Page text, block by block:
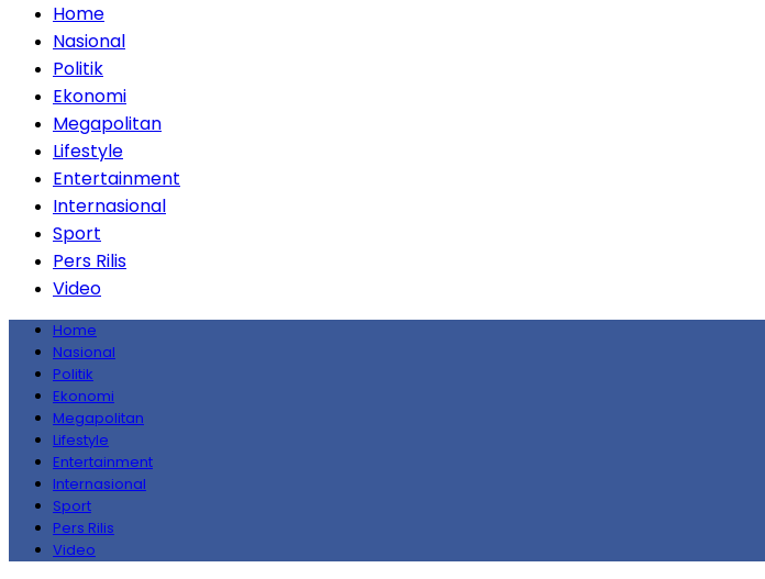
Home
Nasional
Politik
Ekonomi
Megapolitan
Lifestyle
Entertainment
Internasional
Sport
Pers Rilis
Video
Home
Nasional
Politik
Ekonomi
Megapolitan
Lifestyle
Entertainment
Internasional
Sport
Pers Rilis
Video